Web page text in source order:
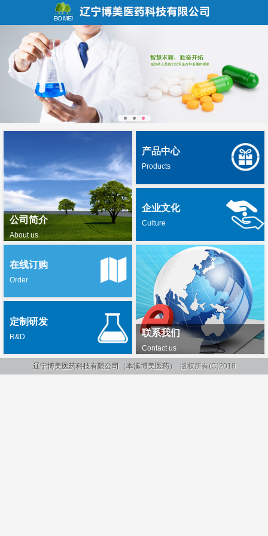
公司简介
About us
产品中心
Products
企业文化
Culture
联系我们
Contact us
在线订购
Order
定制研发
R&D
辽宁博美医药科技有限公司（本溪博美医药） 版权所有(C)2018